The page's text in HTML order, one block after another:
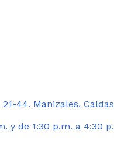
44. Manizales,
y de 1:30 p.m. a 4:30